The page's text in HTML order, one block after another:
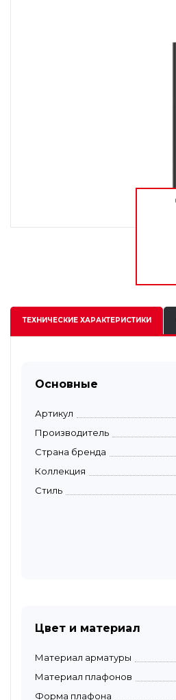
ТЕХНИЧЕСКИЕХАРАКТЕРИСТИКИ
Основные
Артикул
Производитель
Страна бренда
Коллекция
Стиль
Цвет и материал
Материал арматуры
Материал плафонов
Форма плафона